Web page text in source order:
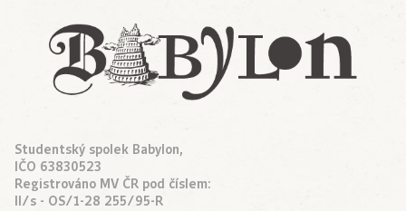
Studentský spolek Babylon,
IČO 63830523
Registrováno MV ČR pod číslem:
II/s - OS/1-28 255/95-R